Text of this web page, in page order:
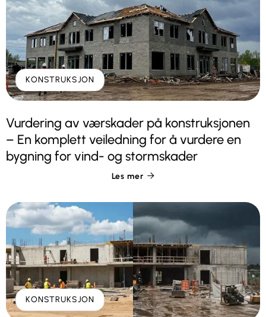
KONSTRUKSJON
Vurdering av værskader på konstruksjonen
– En komplett veiledning for å vurdere en
bygning for vind- og stormskader
Les mer 
KONSTRUKSJON